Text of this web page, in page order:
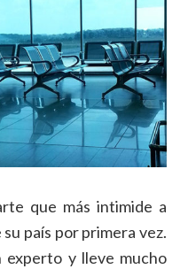
que más intimide a
país por primera vez.
experto y lleve mucho